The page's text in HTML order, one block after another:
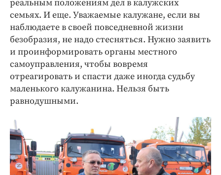
реальным положениям дел в калужских
семьях. И еще. Уважаемые калужане, если вы
наблюдаете в своей повседневной жизни
безобразия, не надо стесняться. Нужно заявить
и проинформировать органы местного
самоуправления, чтобы вовремя
отреагировать и спасти даже иногда судьбу
маленького калужанина. Нельзя быть
равнодушными.